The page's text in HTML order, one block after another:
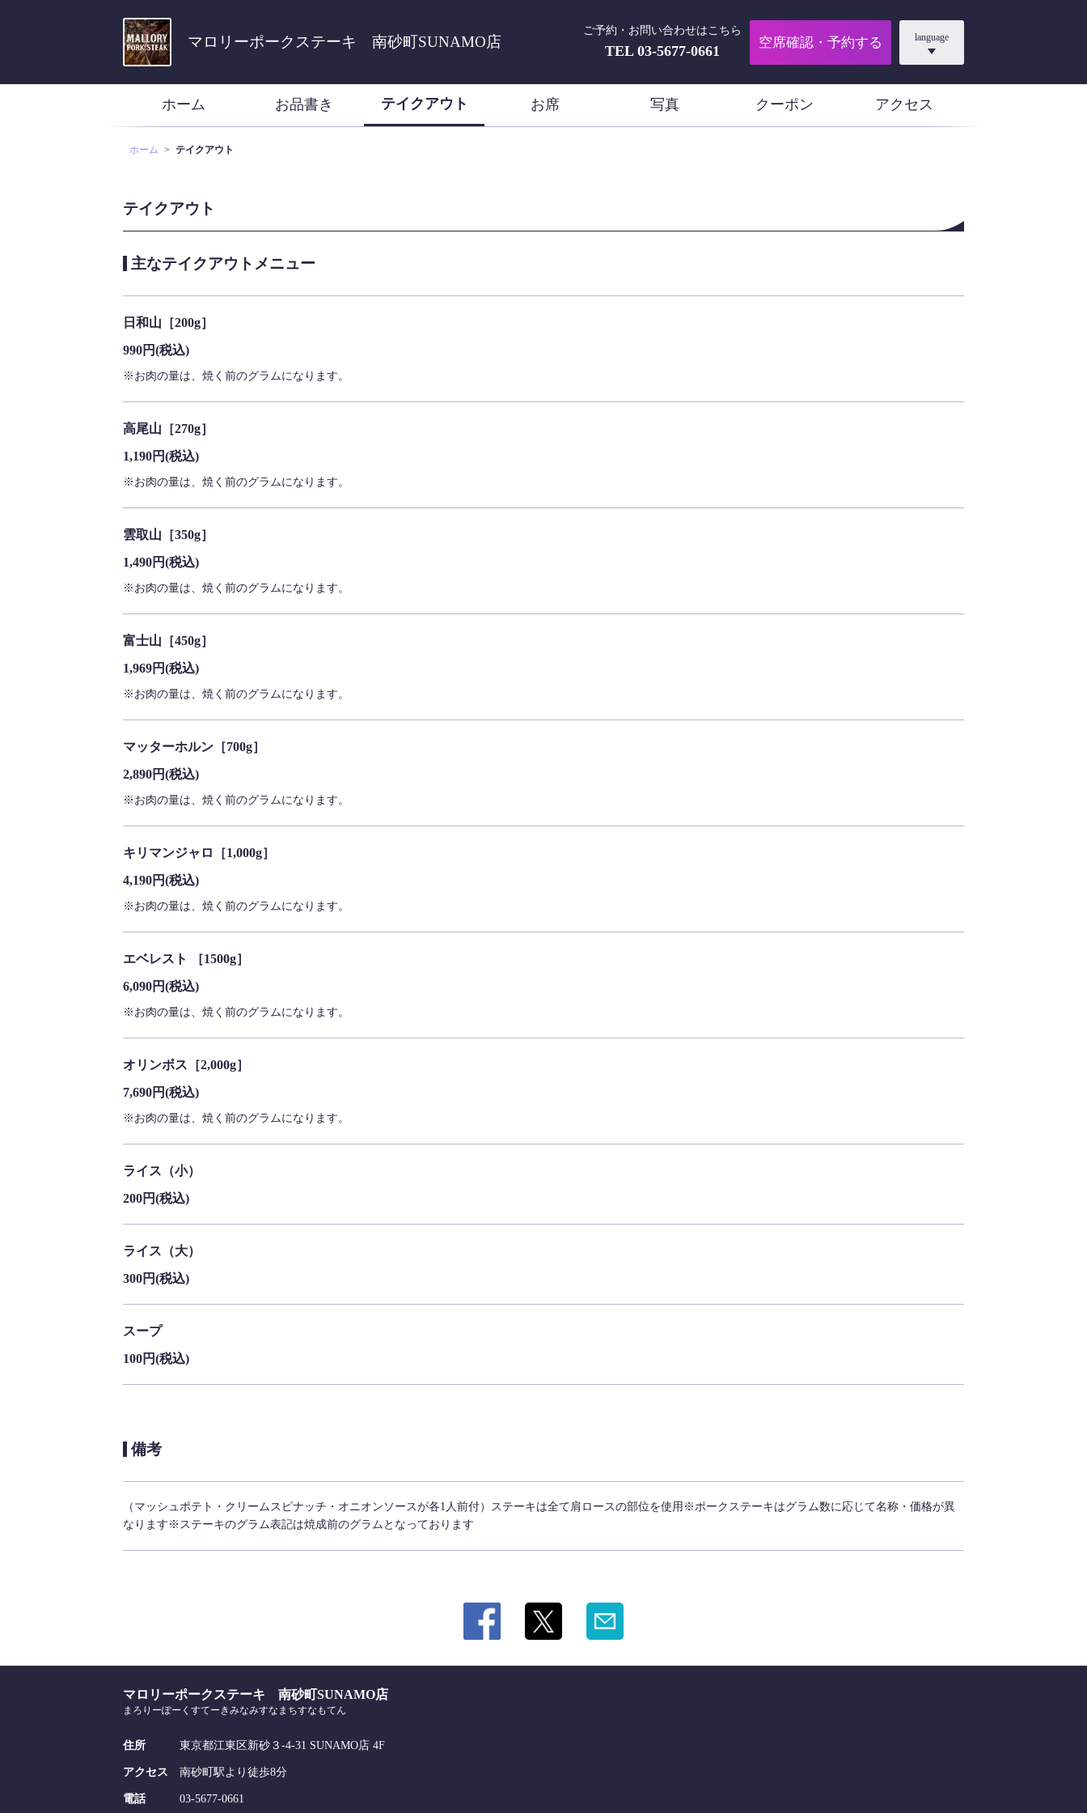
マロリーポークステーキ 南砂町SUNAMO店
ご予約・お問い合わせはこちら
TEL03-5677-0661
空席確認・予約する language
ホーム お品書き テイクアウト お席 写真 クーポン アクセス
ホーム テイクアウト
テイクアウト
主なテイクアウトメニュー
日和山［200g］
990円(税込)
※お肉の量は、焼く前のグラムになります。
高尾山［270g］
1,190円(税込)
※お肉の量は、焼く前のグラムになります。
雲取山［350g］
1,490円(税込)
※お肉の量は、焼く前のグラムになります。
富士山［450g］
1,969円(税込)
※お肉の量は、焼く前のグラムになります。
マッターホルン［700g］
2,890円(税込)
※お肉の量は、焼く前のグラムになります。
キリマンジャロ［1,000g］
4,190円(税込)
※お肉の量は、焼く前のグラムになります。
エベレスト ［1500g］
6,090円(税込)
※お肉の量は、焼く前のグラムになります。
オリンボス［2,000g］
7,690円(税込)
※お肉の量は、焼く前のグラムになります。
ライス（小）
200円(税込)
ライス（大）
300円(税込)
スープ
100円(税込)
備考
（マッシュポテト・クリームスピナッチ・オニオンソースが各1人前付）ステーキは全て肩ロースの部位を使用※ポークステーキはグラム数に応じて名称・価格が異
なります※ステーキのグラム表記は焼成前のグラムとなっております
マロリーポークステーキ 南砂町SUNAMO店
まろりーぽーくすてーきみなみすなまちすなもてん
住所 東京都江東区新砂３-4-31 SUNAMO店 4F
アクセス 南砂町駅より徒歩8分
電話 03-5677-0661